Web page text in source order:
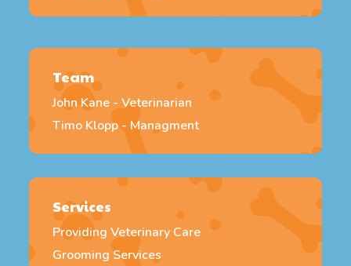
Team
John Kane - Veterinarian
Timo Klopp - Managment
Services
Providing Veterinary Care
Grooming Services